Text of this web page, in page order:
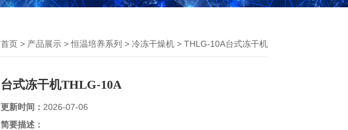
首页 > 产品展示 >恒温培养系列 > 冷冻干燥机 > THLG-10A台式冻干机
台式冻干机THLG-10A
更新时间： 2026-07-06
简要描述：